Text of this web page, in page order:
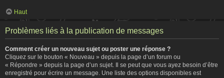
Haut
Problèmes liés à la publication de messages
Comment créer un nouveau sujet ou poster une réponse ?
Cliquez sur le bouton « Nouveau » depuis la page d’un forum ou
« Répondre » depuis la page d’un sujet. Il se peut que vous ayez besoin d’être
enregistré pour écrire un message. Une liste des options disponibles est